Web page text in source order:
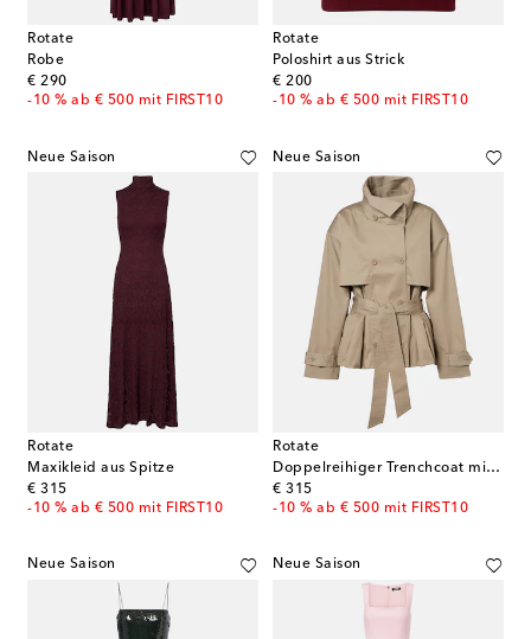
Rotate
Robe
€ 290
original price
-10 % ab € 500 mit FIRST10
Rotate
Poloshirt aus Strick
€ 200
original price
-10 % ab € 500 mit FIRST10
Neue Saison
Rotate
Maxikleid aus Spitze
€ 315
original price
-10 % ab € 500 mit FIRST10
Neue Saison
Rotate
Doppelreihiger Trenchcoat mit Gürtel
€ 315
original price
-10 % ab € 500 mit FIRST10
Neue Saison Neue Saison